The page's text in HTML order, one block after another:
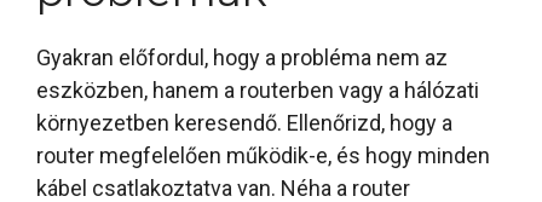
Gyakran előfordul, hogy a probléma nem az
eszközben, hanem a routerben vagy a hálózati
környezetben keresendő. Ellenőrizd, hogy a
router megfelelően működik-e, és hogy minden
kábel csatlakoztatva van. Néha a router